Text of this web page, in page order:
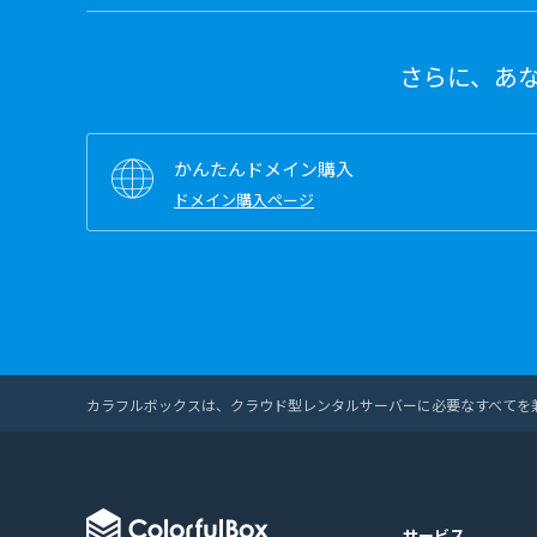
さらに、あ
かんたんドメイン購入
ドメイン購入ページ
カラフルボックスは、クラウド型レンタルサーバーに必要なすべて